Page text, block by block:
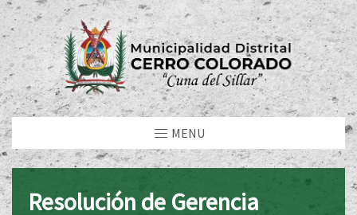
MENU
Resolución de Gerencia